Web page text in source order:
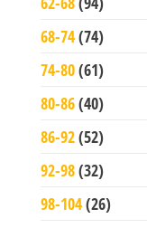
68-74(74)
74-80(61)
80-86(40)
86-92(52)
92-98(32)
98-104(26)